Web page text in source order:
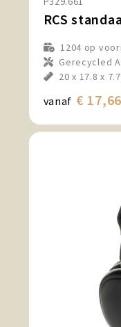
1204 op
Gerecycled
20 x 17.8 x
vanaf € 17,66